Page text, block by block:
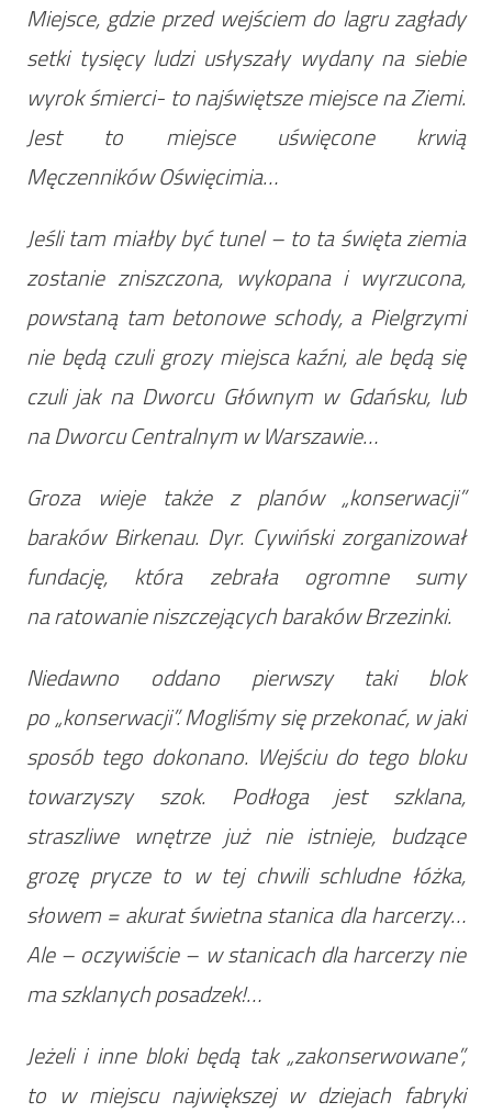
Miejsce, gdzie przed wejściem do lagru zagłady
setki tysięcy ludzi usłyszały wydany na siebie
wyrok śmierci- to najświętsze miejsce na Ziemi.
Jest to miejsce uświęcone krwią
Męczenników Oświęcimia…
Jeśli tam miałby być tunel – to ta święta ziemia
zostanie zniszczona, wykopana i wyrzucona,
powstaną tam betonowe schody, a Pielgrzymi
nie będą czuli grozy miejsca kaźni, ale będą się
czuli jak na Dworcu Głównym w Gdańsku, lub
na Dworcu Centralnym w Warszawie…
Groza wieje także z planów „konserwacji”
baraków Birkenau. Dyr. Cywiński zorganizował
fundację, która zebrała ogromne sumy
na ratowanie niszczejących baraków Brzezinki.
Niedawno oddano pierwszy taki blok
po „konserwacji”. Mogliśmy się przekonać, w jaki
sposób tego dokonano. Wejściu do tego bloku
towarzyszy szok. Podłoga jest szklana,
straszliwe wnętrze już nie istnieje, budzące
grozę prycze to w tej chwili schludne łóżka,
słowem = akurat świetna stanica dla harcerzy…
Ale – oczywiście – w stanicach dla harcerzy nie
ma szklanych posadzek!…
Jeżeli i inne bloki będą tak „zakonserwowane”,
to w miejscu największej w dziejach fabryki